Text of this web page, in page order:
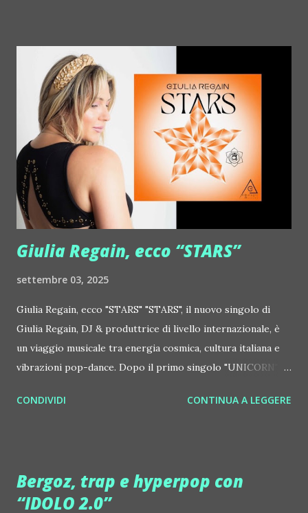
Deian :: http://www.myspace.com/deiansong Dixon ::
http://www.myspace.com/justdixon Frivolous ::
http://www.myspace.com/frivolouslive Frost ::
http://www.myspace.com/frostnorway Gonzales ::
http://www.myspace.com/gonzpiration Italian Laptop
Orchestra feat. Alessio Bertallot Jimmy Edgar ::
http://www.myspace.com/colorstrip Jon Hopkins ::
http://www.myspace.com/jonhopkins Le Luci della
Centrale Elettrica Loco Dice ::
http://www.myspace.com/locod...
Giulia Regain, ecco “STARS”
settembre 03, 2025
Giulia Regain, ecco "STARS" "STARS", il nuovo singolo di
Giulia Regain, DJ & produttrice di livello internazionale, è
un viaggio musicale tra energia cosmica, cultura italiana e
vibrazioni pop-dance. Dopo il primo singolo "UNICORN",
seconda release intitolata "STARS", interpretata dalla voce
tra Giulia Regain e Dhany, già insieme in precedenti
produzioni come "My Memories" (Universal) e "We Are
CONDIVIDI CONTINUA A LEGGERE
Bergoz, trap e hyperpop con
“IDOLO 2.0”